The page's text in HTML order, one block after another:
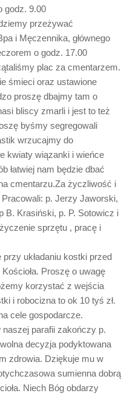
godz. 9.00
przeżywać
i Męczennika, głównego
o godz. 17.00
plac za cmentarzem.
śmieci oraz ustawione
proszę dbajmy tam o
bliscy zmarli i jest to też
byśmy segregowali
wrzucajmy do
kwiaty wiązanki i wieńce
łatwiej nam będzie dbać
cmentarzu.Za życzliwość i
p. Jerzy Jaworski,
B. Krasiński, p. P. Sotowicz i
sprzętu , pracę i
układaniu kostki przed
Proszę o uwagę
korzystać z wejścia
i robocizna to ok 10 tyś zł.
cele gospodarcze.
parafii zakończy p.
decyzja podyktowana
zdrowia. Dziękuje mu w
sumienna dobrą
Niech Bóg obdarzy